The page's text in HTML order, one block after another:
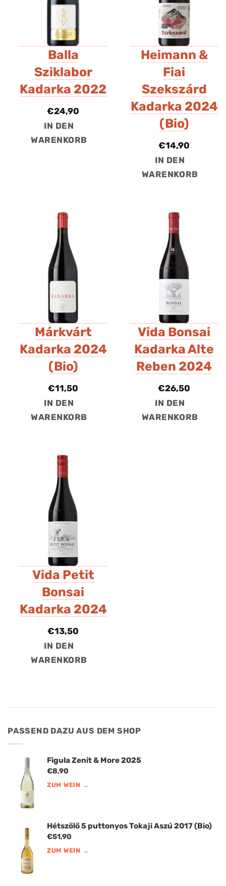
Balla
Sziklabor
Kadarka 2022
€24,90
IN DEN
WARENKORB
Heimann &
Fiai
Szekszárd
Kadarka 2024
(Bio)
€14,90
IN DEN
WARENKORB
Márkvárt
Kadarka 2024
(Bio)
€11,50
IN DEN
WARENKORB
Vida Bonsai
Kadarka Alte
Reben 2024
€26,50
IN DEN
WARENKORB
Vida Petit
Bonsai
Kadarka 2024
€13,50
IN DEN
WARENKORB
PASSEND DAZU AUS DEM SHOP
Figula Zenit & More 2025
€8,90
ZUM WEIN →
Hétszőlő 5 puttonyos Tokaji Aszú 2017 (Bio)
€51,90
ZUM WEIN →